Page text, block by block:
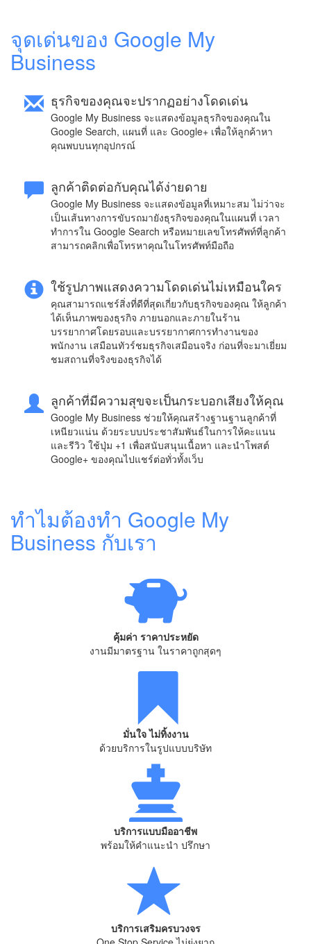
จุดเด่นของ Google My
Business
ธุรกิจของคุณจะปรากฏอย่างโดดเด่น
Google My Business จะแสดงข้อมูลธุรกิจของคุณใน
Google Search, แผนที่ และ Google+ เพื่อให้ลูกค้าหา
คุณพบบนทุกอุปกรณ์
ลูกค้าติดต่อกับคุณได้ง่ายดาย
Google My Business จะแสดงข้อมูลที่เหมาะสม ไม่ว่าจะ
เป็นเส้นทางการขับรถมายังธุรกิจของคุณในแผนที่ เวลา
ทำการใน Google Search หรือหมายเลขโทรศัพท์ที่ลูกค้า
สามารถคลิกเพื่อโทรหาคุณในโทรศัพท์มือถือ
ใช้รูปภาพแสดงความโดดเด่นไม่เหมือนใคร
คุณสามารถแชร์สิ่งที่ดีที่สุดเกี่ยวกับธุรกิจของคุณ ให้ลูกค้า
ได้เห็นภาพของธุรกิจ ภายนอกและภายในร้าน
บรรยากาศโดยรอบและบรรยากาศการทำงานของ
พนักงาน เสมือนทัวร์ชมธุรกิจเสมือนจริง ก่อนที่จะมาเยี่ยม
ชมสถานที่จริงของธุรกิจได้
ลูกค้าที่มีความสุขจะเป็นกระบอกเสียงให้คุณ
Google My Business ช่วยให้คุณสร้างฐานฐานลูกค้าที่
เหนียวแน่น ด้วยระบบประชาสัมพันธ์ในการให้คะแนน
และรีวิว ใช้ปุ่ม +1 เพื่อสนับสนุนเนื้อหา และนำโพสต์
Google+ ของคุณไปแชร์ต่อทั่วทั้งเว็บ
ทำไมต้องทำ Google My
Business กับเรา
คุ้มค่า ราคาประหยัด
งานมีมาตรฐาน ในราคาถูกสุดๆ
มั่นใจ ไม่ทิ้งงาน
ด้วยบริการในรูปแบบบริษัท
บริการแบบมืออาชีพ
พร้อมให้คำแนะนำ ปรึกษา
บริการเสริมครบวงจร